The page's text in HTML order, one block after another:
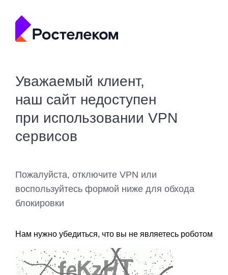
Уважаемый клиент,
наш сайт недоступен
при использовании VPN
сервисов
Пожалуйста, отключите VPN или
воспользуйтесь формой ниже для обхода
блокировки
Нам нужно убедиться, что вы не являетесь роботом